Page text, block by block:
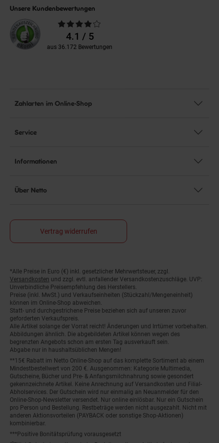
Unsere Kundenbewertungen
Durchschnittliche
Bewertungen4.1 / 5
aus 36.172 Bewertungen
Zahlarten im Online-Shop
Service
Informationen
Über Netto
Vertrag widerrufen
Fußnoten
*Alle Preise in Euro (€) inkl. gesetzlicher Mehrwertsteuer, zzgl.
Versandkosten und zzgl. evtl. anfallender Versandkostenzuschläge. UVP:
Unverbindliche Preisempfehlung des Herstellers.
Preise (inkl. MwSt.) und Verkaufseinheiten (Stückzahl/Mengeneinheit)
können im Online-Shop abweichen.
Statt- und durchgestrichene Preise beziehen sich auf unseren zuvor
geforderten Verkaufspreis.
Alle Artikel solange der Vorrat reicht! Änderungen und Irrtümer vorbehalten.
Abbildungen ähnlich. Die abgebildeten Artikel können wegen des
begrenzten Angebots schon am ersten Tag ausverkauft sein.
Abgabe nur in haushaltsüblichen Mengen!
**15€ Rabatt im Netto Online-Shop auf das komplette Sortiment ab einem
Mindestbestellwert von 200 €. Ausgenommen: Kategorie Multimedia,
Gutscheine, Bücher und Pre- & Anfangsmilchnahrung sowie gesondert
gekennzeichnete Artikel. Keine Anrechnung auf Versandkosten und Filial-
Abholservices. Der Gutschein wird nur einmalig an Neuanmelder für den
Online-Shop-Newsletter versendet. Nur online einlösbar. Nur ein Gutschein
pro Person und Bestellung. Restbeträge werden nicht ausgezahlt. Nicht mit
anderen Aktionsvorteilen (PAYBACK oder sonstige Shop-Aktionen)
kombinierbar.
***Positive Bonitätsprüfung vorausgesetzt